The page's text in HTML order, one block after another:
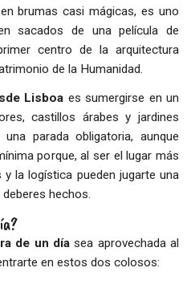
brumas casi mágicas, es uno
sacados de una película de
centro de la arquitectura
de la Humanidad.
Lisboa es sumergirse en un
castillos árabes y jardines
parada obligatoria, aunque
porque, al ser el lugar más
la logística pueden jugarte una
hechos.
de un díasea aprovechada al
en estos dos colosos: